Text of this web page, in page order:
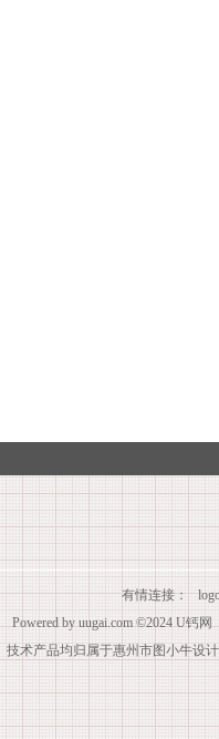
有情连接：
Powered byuugai.com©2024U钙网
技术产品均归属于惠州市图小牛设